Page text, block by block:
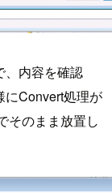
、内容を確認
にConvert処理が
そのまま放置し